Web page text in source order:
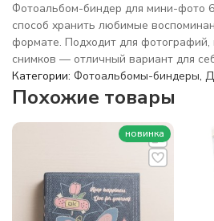
Фотоальбом-биндер для мини-фото
способ хранить любимые
формате. Подходит для фотографий,
снимков — отличный вариант для
Категории: Фотоальбомы-биндеры,
Похожие товары
новинка